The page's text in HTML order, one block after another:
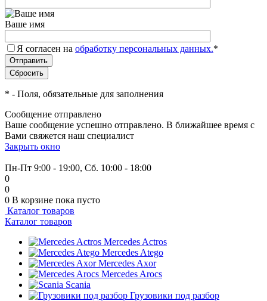
Ваше имя
Я согласен на обработку персональных данных.*
* - Поля, обязательные для заполнения
Сообщение отправлено
Ваше сообщение успешно отправлено. В ближайшее время с
Вами свяжется наш специалист
Закрыть окно
Пн-Пт 9:00 - 19:00, Сб. 10:00 - 18:00
0
0
0 В корзине пока пусто
Каталог товаров
Каталог товаров
Mercedes Actros
Mercedes Atego
Mercedes Axor
Mercedes Arocs
Scania
Грузовики под разбор